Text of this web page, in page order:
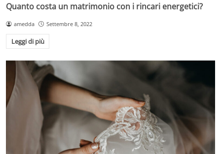
Quanto costa un matrimonio con i rincari energetici?
amedda Settembre 8, 2022
Leggi di più